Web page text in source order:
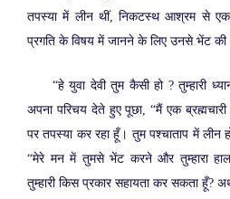
तपस्या में लीन थीं, निकटस्थ आश्रम से एक
प्रगति के विषय में जानने के लिए उनसे भेंट की
“हे युवा देवी तुम कैसी हो ? तुम्हारी
अपना परिचय देते हुए पूछा, “मैं एक
पर तपस्या कर रहा हूँ। तुम पश्चाताप में
“मेरे मन में तुमसे भेंट करने और तुम्हारा
तुम्हारी किस प्रकार सहायता कर सकता हूँ?